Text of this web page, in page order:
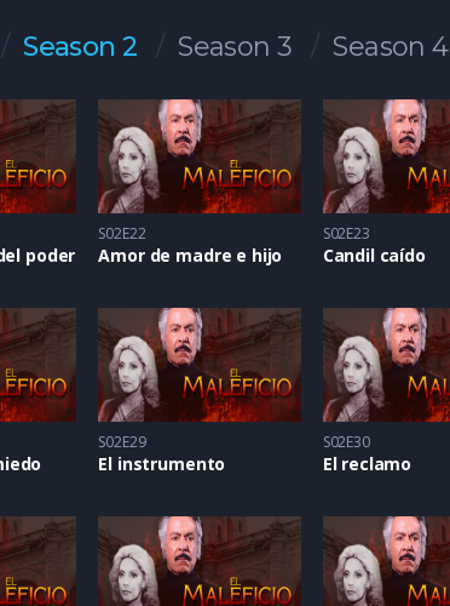
Season 2 Season 3 Season 4
poder
S02E22
Amor de madre e hijo
S02E23
Candil caído
S02E29
El instrumento
S02E30
El reclamo